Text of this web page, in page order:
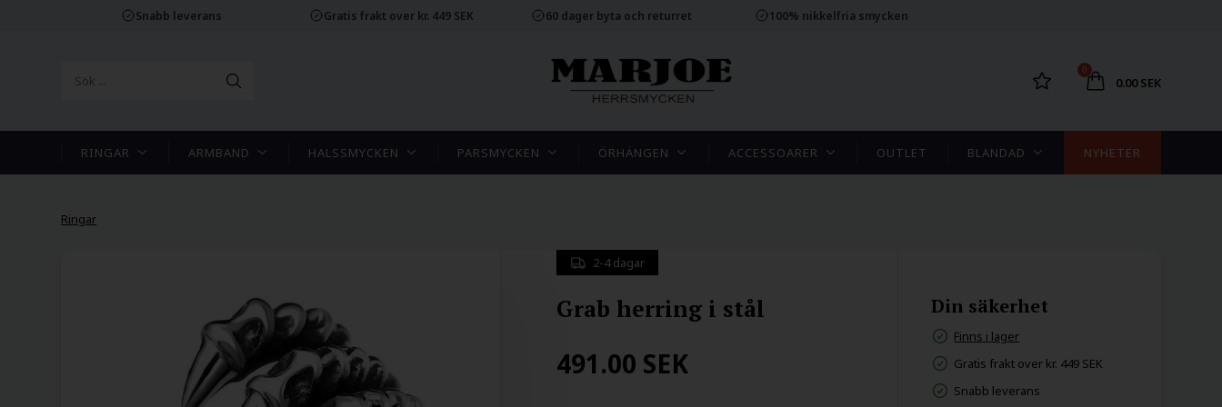
Snabb leverans Gratis frakt over kr. 449 SEK 60 dager byta och returret 100% nikkelfria smycken
0
0.00 SEK
RINGAR ARMBAND HALSSMYCKEN PARSMYCKEN ÖRHÄNGEN ACCESSOARER OUTLET BLANDAD NYHETER
Ringar
2-4 dagar
Grab herring i stål
491.00 SEK
Din säkerhet
Finns i lager
Gratis frakt over kr. 449 SEK
Snabb leverans